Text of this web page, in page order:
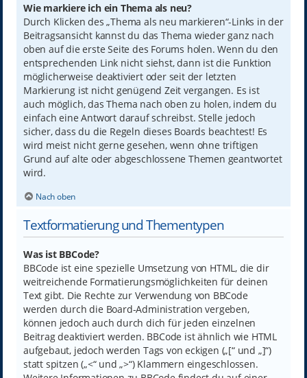
Wie markiere ich ein Thema als neu?
Durch Klicken des „Thema als neu markieren“-Links in der
Beitragsansicht kannst du das Thema wieder ganz nach
oben auf die erste Seite des Forums holen. Wenn du den
entsprechenden Link nicht siehst, dann ist die Funktion
möglicherweise deaktiviert oder seit der letzten
Markierung ist nicht genügend Zeit vergangen. Es ist
auch möglich, das Thema nach oben zu holen, indem du
einfach eine Antwort darauf schreibst. Stelle jedoch
sicher, dass du die Regeln dieses Boards beachtest! Es
wird meist nicht gerne gesehen, wenn ohne triftigen
Grund auf alte oder abgeschlossene Themen geantwortet
wird.
Nach oben
Textformatierung und Thementypen
Was ist BBCode?
BBCode ist eine spezielle Umsetzung von HTML, die dir
weitreichende Formatierungsmöglichkeiten für deinen
Text gibt. Die Rechte zur Verwendung von BBCode
werden durch die Board-Administration vergeben,
können jedoch auch durch dich für jeden einzelnen
Beitrag deaktiviert werden. BBCode ist ähnlich wie HTML
aufgebaut, jedoch werden Tags von eckigen („[“ und „]“)
statt spitzen („<“ und „>“) Klammern eingeschlossen.